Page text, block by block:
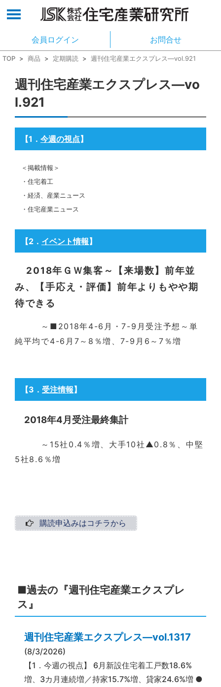
会員ログイン お問合せ
TOP > 商品 > 定期購読 > 週刊住宅産業エクスプレス―vol.921
週刊住宅産業エクスプレス―vo
l.921
【1 ． 今週の視点】
＜掲載情報＞
・住宅着工
・経済、産業ニュース
・住宅産業ニュース
【2 ． イベント情報】
2018年ＧＷ集客～【来場数】前年並
み、【手応え・評価】前年よりもやや期
待できる
～■2018年4-6月・7-9月受注予想～単
純平均で4-6月7～8％増、7-9月6～7％増
【3 ． 受注情報】
2018年4月受注最終集計
～15社0.4％増、大手10社▲0.8％、中堅
5社8.6％増
購読申込みはコチラから
■過去の『週刊住宅産業エクスプレ
ス』
週刊住宅産業エクスプレス―vol.1317
(8/3/2026)
【1．今週の視点】 6月新設住宅着工戸数18.6%
増、3カ月連続増／持家15.7%増、貸家24.6%増 ●